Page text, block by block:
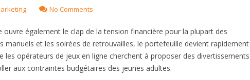
No Comments
également le clap de la tension financière pour la plupart des
manuels et les soirées de retrouvailles, le portefeuille devient rapidement
les opérateurs de jeux en ligne cherchent à proposer des divertissements
aux contraintes budgétaires des jeunes adultes.